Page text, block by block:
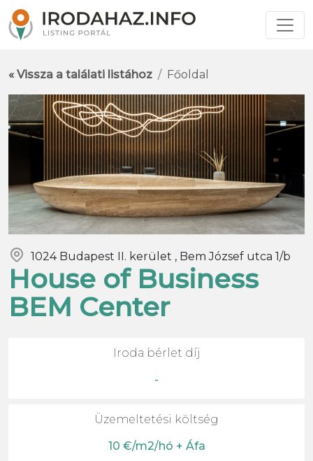
« Vissza a találati listához Főoldal
1024 Budapest II. kerület , Bem József utca 1/b
House of Business
BEM Center
Iroda bérlet díj
-
Üzemeltetési költség
10 €/m2/hó + Áfa